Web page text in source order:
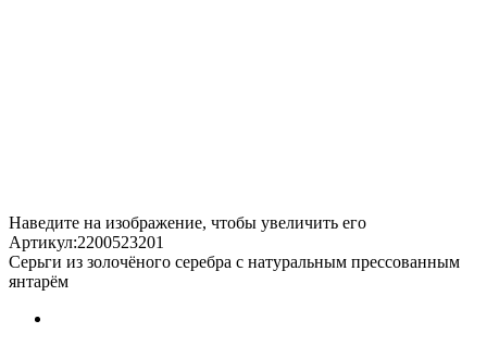
Наведите на изображение, чтобы увеличить его
Артикул:2200523201
Серьги из золочёного серебра с натуральным прессованным
янтарём